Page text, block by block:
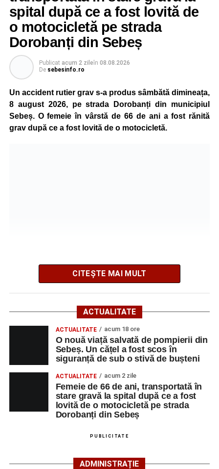
„Pentru noi, fiecare viață contează!”, au transmis
reprezentanții ISU Alba.
Adaugă-ne ca sursă preferată
Urmărește-ne pe Google News
Ultimele știri din Sebeș
spital după ce a fost lovită de
o motocicletă pe strada
Dorobanți din Sebeș
Publicat acum 2 zileîn 08.08.2026
De sebesinfo.ro
Un accident rutier grav s-a produs sâmbătă dimineața,
8 august 2026, pe strada Dorobanți din municipiul
Sebeș. O femeie în vârstă de 66 de ani a fost rănită
grav după ce a fost lovită de o motocicletă.
Potrivit informațiilor transmise de polițiști, în jurul orei
09:39, Poliția Municipiului Sebeș a fost sesizată, prin
SNUAU 112, cu privire la producerea unui eveniment
rutier soldat cu victime.
La fața locului s-au deplasat polițiștii rutieri, care au
stabilit că un bărbat de 53 de ani, din Sebeș, conducea o
motocicletă pe direcția Daia Română – Sebeș. Acesta ar
fi surprins și accidentat o femeie de 66 de ani, din Sebeș,
care traversa strada printr-un loc nepermis.
În urma impactului, femeia a suferit leziuni corporale
Motociclistul a fost testat cu aparatul etilotest, rezultatul
CITEȘTE MAI MULT
ACTUALITATE
ACTUALITATE acum 18 ore
O nouă viață salvată de pompierii din
Sebeș. Un cățel a fost scos în
siguranță de sub o stivă de bușteni
ACTUALITATE acum 2 zile
Femeie de 66 de ani, transportată în
stare gravă la spital după ce a fost
lovită de o motocicletă pe strada
Dorobanți din Sebeș
PUBLICITATE
ADMINISTRAȚIE